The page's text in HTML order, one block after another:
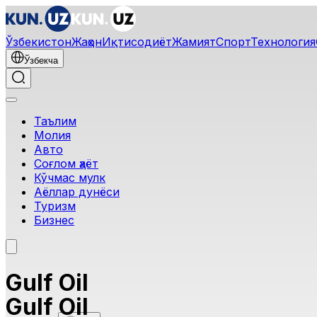
ЎзбекистонЖаҳонИқтисодиётЖамиятСпортТехнология
Ўзбекча
Таълим
Молия
Авто
Соғлом ҳаёт
Кўчмас мулк
Аёллар дунёси
Туризм
Бизнес
Gulf Oil
Gulf Oil